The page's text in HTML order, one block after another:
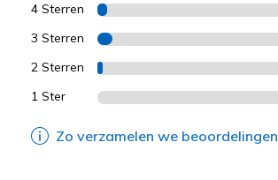
4 Sterren
3 Sterren
2 Sterren
1 Ster
Zo verzamelen we beoordelingen